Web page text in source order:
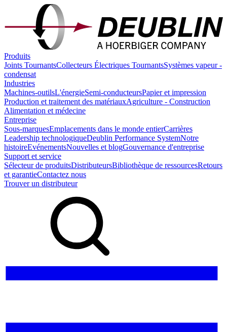
Produits
Joints TournantsCollecteurs Électriques TournantsSystèmes vapeur -
condensat
Industries
Machines-outilsL'énergieSemi-conducteursPapier et impression
Production et traitement des matériauxAgriculture - Construction
Alimentation et médecine
Entreprise
Sous-marquesEmplacements dans le monde entierCarrières
Leadership technologiqueDeublin Performance SystemNotre
histoireEvénementsNouvelles et blogGouvernance d'entreprise
Support et service
Sélecteur de produitsDistributeursBibliothèque de ressourcesRetours
et garantieContactez nous
Trouver un distributeur